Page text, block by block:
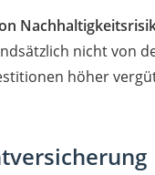
nicht von
höher